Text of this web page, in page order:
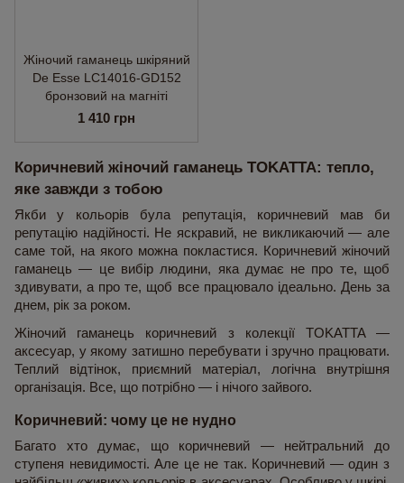
Жіночий гаманець шкіряний
De Esse LC14016-GD152
бронзовий на магніті
1 410 грн
Коричневий жіночий гаманець TOKATTA: тепло,
яке завжди з тобою
Якби у кольорів була репутація, коричневий мав би
репутацію надійності. Не яскравий, не викликаючий — але
саме той, на якого можна покластися. Коричневий жіночий
гаманець — це вибір людини, яка думає не про те, щоб
здивувати, а про те, щоб все працювало ідеально. День за
днем, рік за роком.
Жіночий гаманець коричневий з колекції TOKATTA —
аксесуар, у якому затишно перебувати і зручно працювати.
Теплий відтінок, приємний матеріал, логічна внутрішня
організація. Все, що потрібно — і нічого зайвого.
Коричневий: чому це не нудно
Багато хто думає, що коричневий — нейтральний до
ступеня невидимості. Але це не так. Коричневий — один з